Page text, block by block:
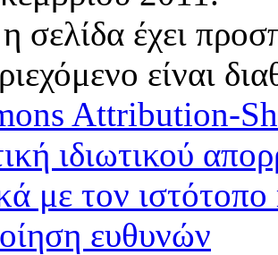
σελίδα έχει
είναι
Attribution-
ιδιωτικού
με τον
ευθυνών